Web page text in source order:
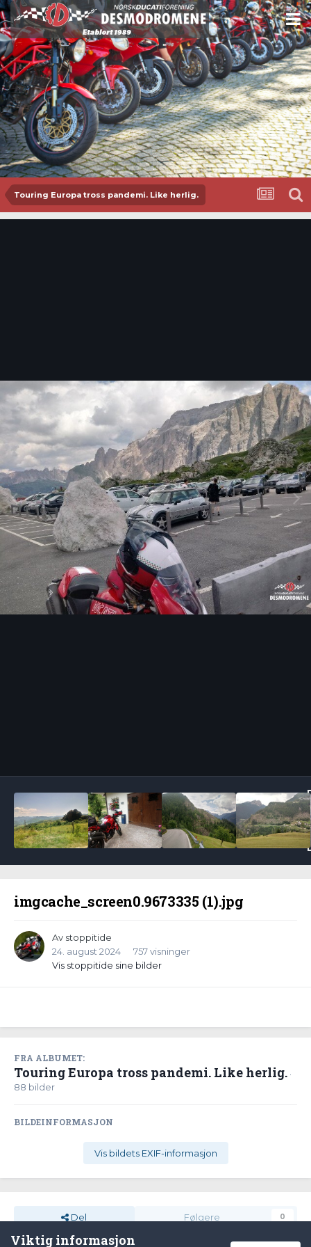
Touring Europa tross pandemi. Like herlig.
imgcache_screen0.9673335 (1).jpg
Av stoppitide
24. august 2024
757 visninger
Vis stoppitide sine bilder
FRA ALBUMET:
Touring Europa tross pandemi. Like herlig. ·
88 bilder
BILDEINFORMASJON
Vis bildets EXIF-informasjon
Del Følgere 0
Viktig informasjon